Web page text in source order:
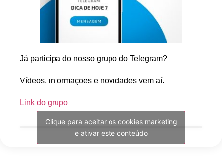
Já participa do nosso grupo do Telegram?
Vídeos, informações e novidades vem aí.
Link do grupo
Clique para aceitar os cookies marketing
e ativar este conteúdo